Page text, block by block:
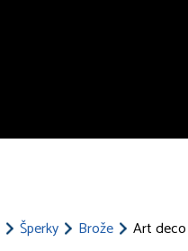
Šperky Brože Art